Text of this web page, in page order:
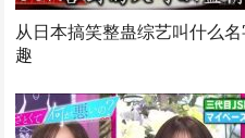
从日本搞笑整蛊综艺叫什么
趣